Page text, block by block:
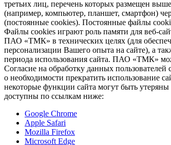
третьих лиц, перечень которых размещен
(например, компьютер, планшет, смартфон)
(постоянные cookies). Постоянные файлы
Файлы cookies играют роль памяти для веб-
ПАО «ТМК» в технических целях (для
персонализации Вашего опыта на сайте), а
периода использования сайта. ПАО «ТМК»
Согласие на обработку данных
о необходимости прекратить использование
некоторые функции сайта могут быть
доступны по ссылкам ниже:
Google Chrome
Apple Safari
Mozilla Firefox
Microsoft Edge